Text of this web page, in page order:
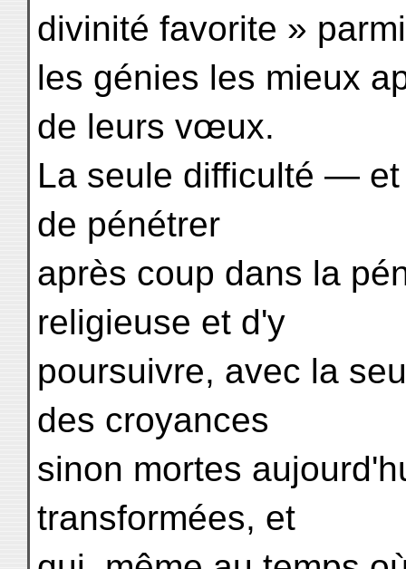
divinité favorite » parmi
les génies les mieux
de leurs vœux.
La seule difficulté —
de pénétrer
après coup dans la
religieuse et d'y
poursuivre, avec la
des croyances
sinon mortes
transformées, et